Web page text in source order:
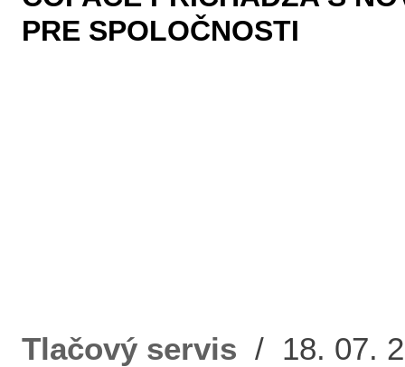
PRE SPOLOČNOSTI
Tlačový servis / 18. 07.